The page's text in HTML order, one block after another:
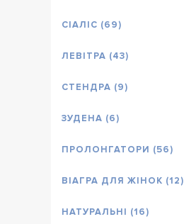
СІАЛІС (69)
ЛЕВІТРА (43)
СТЕНДРА (9)
ЗУДЕНА (6)
ПРОЛОНГАТОРИ (56)
ВІАГРА ДЛЯ ЖІНОК (12)
НАТУРАЛЬНІ (16)